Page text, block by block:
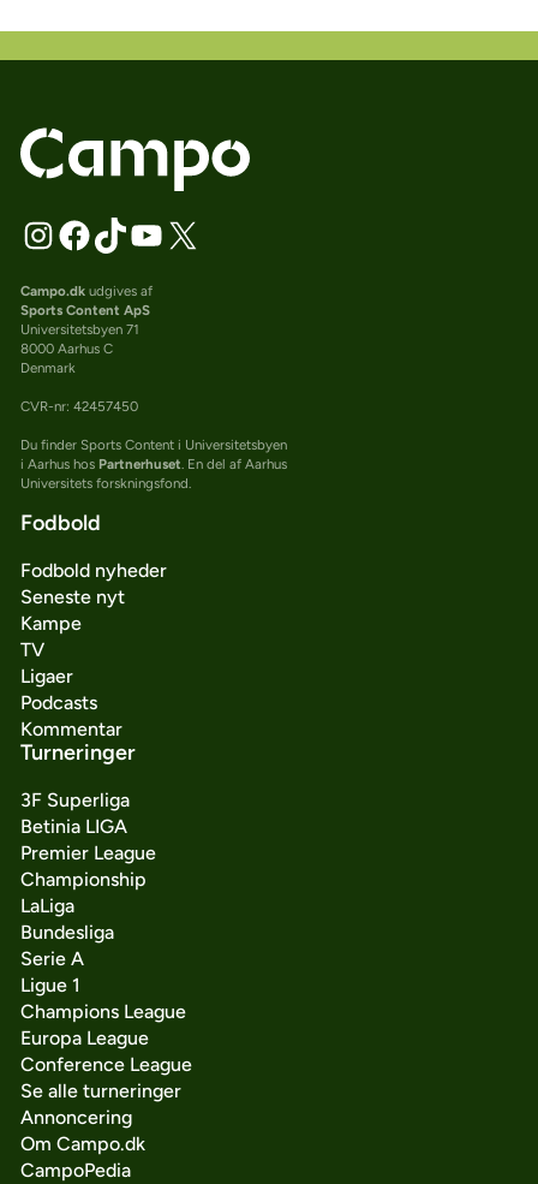
Campo.dkudgives af
Sports Content ApS
Universitetsbyen 71
8000 Aarhus C
Denmark
CVR-nr: 42457450
Du finder Sports Content i Universitetsbyen
i Aarhus hos Partnerhuset. En del af Aarhus
Universitets forskningsfond.
Fodbold
Fodbold nyheder
Seneste nyt
Kampe
TV
Ligaer
Podcasts
Kommentar
Turneringer
3F Superliga
Betinia LIGA
Premier League
Championship
LaLiga
Bundesliga
Serie A
Ligue 1
Champions League
Europa League
Conference League
Se alle turneringer
Annoncering
Om Campo.dk
CampoPedia